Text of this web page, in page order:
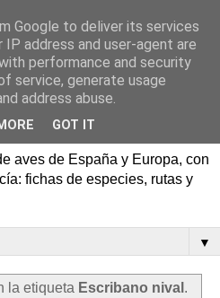
y Europa:
de
aves de España y Europa, con
fichas de especies, rutas y
▼
la etiqueta Escribano nival .
Google to deliver its services
address and user-agent are
performance and security
service, generate usage
address abuse.
GOT IT